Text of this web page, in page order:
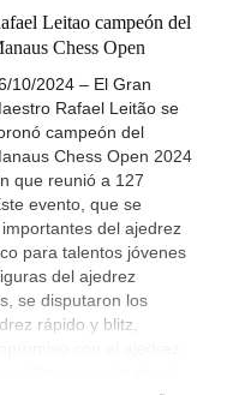
Leitao campeón del
Chess Open
10/2024 – El Gran
Rafael Leitão se
campeón del
Chess Open 2024
que reunió a 127
evento, que se
del ajedrez
para talentos jóvenes
del ajedrez
se disputaron los
rápido y blitz,